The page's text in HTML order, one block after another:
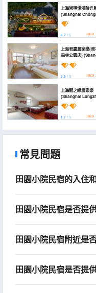
上海崇明悅漫時光
(Shanghai
Yueman Shiguang
Homestay)
4.7 / 5 HKD
上海君贏農家樂(東
森林公園店) (Shanghai
(Dongping National
Forest Park))
2.6 / 5 HKD
上海龍之緣農家樂
(Shanghai
Farm Stay)
1.7 / 5 HKD
常見問題
田園小院民宿的入住
田園小院民宿是否提
田園小院民宿附近是
田園小院民宿是否提